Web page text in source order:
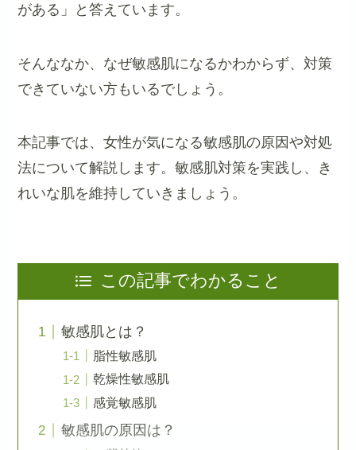
がある」と答えています。
そんななか、なぜ敏感肌になるかわからず、対策
できていない方もいるでしょう。
本記事では、女性が気になる敏感肌の原因や対処
法について解説します。敏感肌対策を実践し、き
れいな肌を維持していきましょう。
この記事でわかること
敏感肌とは？
脂性敏感肌
乾燥性敏感肌
感覚敏感肌
敏感肌の原因は？